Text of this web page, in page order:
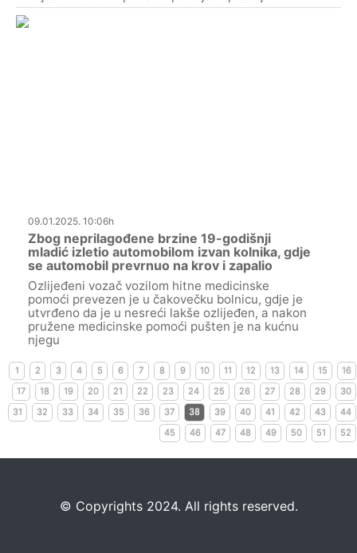
09.01.2025. 10:06h
Zbog neprilagođene brzine 19-godišnji
mladić izletio automobilom izvan kolnika, gdje
se automobil prevrnuo na krov i zapalio
Ozlijeđeni vozač vozilom hitne medicinske
pomoći prevezen je u čakovečku bolnicu, gdje je
utvrđeno da je u nesreći lakše ozlijeđen, a nakon
pružene medicinske pomoći pušten je na kućnu
njegu
1 2 3 4 5 6 7 8 9 10 11 12 13 14 15
16
17
18 19 20 21 22 23 24 25 26 27 28 29
30
31
32 33 34 35 36 37 38 39 40 41 42 43
44
45
46 47 48 49 50 51 52
©️ Copyrights 2024. All rights reserved.